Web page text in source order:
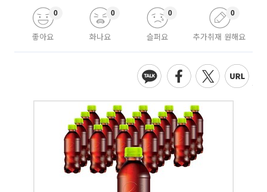
좋아요
0
화나요
0
슬퍼요
0
추가취재 원해요
0